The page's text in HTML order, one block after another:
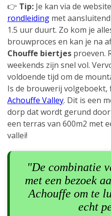
👉 Tip: Je kan via de
rondleiding met
1.5 uur duurt. Zo kom je
brouwproces en kan je na
Chouffe biertjes proeven.
weekends zijn snel vol.
voldoende tijd om de
Is de brouwerij volgeboekt,
Achouffe Valley. Dit is een
dorp dat wordt gerund
een terras van 600m2 met
vallei!
"De combinatie
met een bezoek
Achouffe om te
echt